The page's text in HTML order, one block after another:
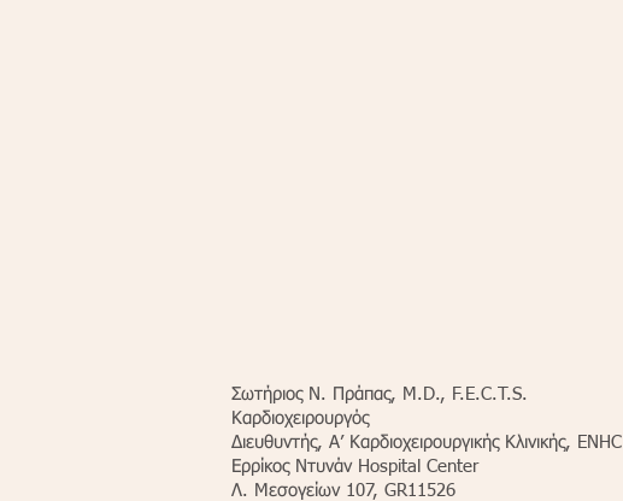
Σωτήριος Ν. Πράπας, M.D., F.E.C.T.S.
Καρδιοχειρουργός
Διευθυντής, Α’ Καρδιοχειρουργικής Κλινικής, ENHC
Ερρίκος Ντυνάν Hospital Center
Λ. Μεσογείων 107, GR11526